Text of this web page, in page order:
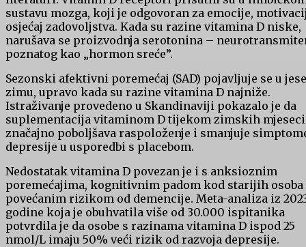
sustavu mozga, koji je odgovoran za emocije,
osjećaj zadovoljstva. Kada su razine vitamina D niske,
narušava se proizvodnja serotonina –
poznatog kao „hormon sreće”.
Sezonski afektivni poremećaj (SAD) pojavljuje se u
zimu, upravo kada su razine vitamina D najniže.
Istraživanje provedeno u Skandinaviji pokazalo je da
suplementacija vitaminom D tijekom zimskih mjeseci
značajno poboljšava raspoloženje i smanjuje
depresije u usporedbi s placebom.
Nedostatak vitamina D povezan je i s anksioznim
poremećajima, kognitivnim padom kod starijih osoba
povećanim rizikom od demencije. Meta-analiza iz
godine koja je obuhvatila više od 30.000 ispitanika
potvrdila je da osobe s razinama vitamina D ispod 25
nmol/L imaju 50% veći rizik od razvoja depresije.